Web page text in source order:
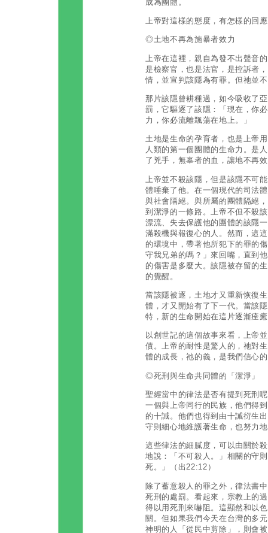
成為團體。
上帝對這樣的態度，有怎樣的回
◎土地不再為施暴者效力
上帝在這裡，親自為發不出聲音
是檢察官，也是法官，是控訴者
情，並宣判該隱為有罪。但祂並
那片該隱曾耕種過，如今吸收了
罰，它驅逐了該隱：「現在，你
力，你必流離飄蕩在地上。」
土地是生命的孕育者，也是上帝
人類的第一個團體的生命力。是
了兇手，無辜者的血，讓地不再
上帝並不殺該隱，但是該隱不可
體唾棄了他。在一個現代的司法
與社會隔絕。與所屬的團體隔絕
到潔淨的一條路。上帝不但不殺
漂流、失去保護他的團體的該隱
滿殺機與報復心的人。然而，這
的環境中，帶著他所犯下的罪的
守我兄弟的嗎？」來回嘴，直到
的傷害是多麼大。該隱被存留的
的覺醒。
當該隱被逐，土地才又重新恢復
體，才又開始有了下一代。當該
特，新的生命開始在這片逐漸痊
以創世記的這個故事來看，上帝
債。上帝的耐性是驚人的，祂對
體的成長，祂的義，是我們信心
◎死刑與生命共同體的「潔淨」
聖經當中的律法是否有提到死刑
一個與上帝同行的民族，他們得
的十誡。他們也得到由十誡衍生
守則細心地維護著生命，也努力
這些律法的細膩度，可以由關於
地說：「不可殺人。」相關的守
死。」（出22:12）
除了蓄意殺人的罪之外，律法書
死刑的處罰。看起來，宗教上的
得以用死刑來嚇阻。這顯然和以
關。但如果我們今天在台灣的多
神明的人「從民中剪除」，則會